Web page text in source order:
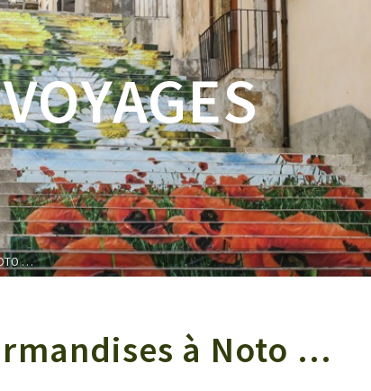
VOYAGES
…
à Noto …